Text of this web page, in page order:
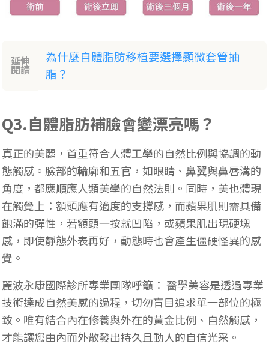
延伸
閱讀
為什麼自體脂肪移植要選擇顯微套管抽
脂？
Q3.自體脂肪補臉會變漂亮嗎？
真正的美麗，首重符合人體工學的自然比例與協調的動
態觸感。臉部的輪廓和五官，如眼睛、鼻翼與鼻唇溝的
角度，都應順應人類美學的自然法則。同時，美也體現
在觸覺上：額頭應有適度的支撐感，而蘋果肌則需具備
飽滿的彈性，若額頭一按就凹陷，或蘋果肌出現硬塊
感，即使靜態外表再好，動態時也會產生僵硬怪異的感
覺。
麗波永康國際診所專業團隊呼籲： 醫學美容是透過專業
技術達成自然美感的過程，切勿盲目追求單一部位的極
致。唯有結合內在修養與外在的黃金比例、自然觸感，
才能讓您由內而外散發出持久且動人的自信光采。